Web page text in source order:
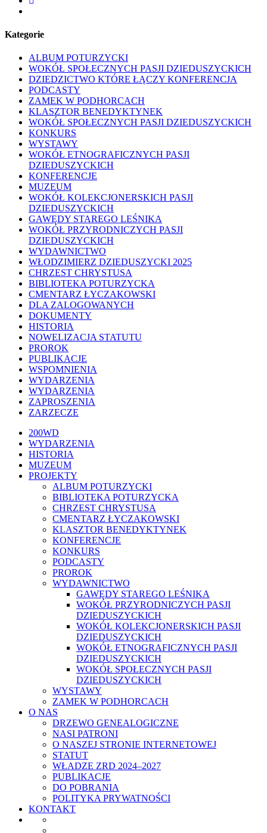
Kategorie
ALBUM POTURZYCKI
WOKÓŁ SPOŁECZNYCH PASJI DZIEDUSZYCKICH
DZIEDZICTWO KTÓRE ŁĄCZY KONFERENCJA
PODCASTY
ZAMEK W PODHORCACH
KLASZTOR BENEDYKTYNEK
WOKÓŁ SPOŁECZNYCH PASJI DZIEDUSZYCKICH
KONKURS
WYSTAWY
WOKÓŁ ETNOGRAFICZNYCH PASJI
DZIEDUSZYCKICH
KONFERENCJE
MUZEUM
WOKÓŁ KOLEKCJONERSKICH PASJI
DZIEDUSZYCKICH
GAWĘDY STAREGO LEŚNIKA
WOKÓŁ PRZYRODNICZYCH PASJI
DZIEDUSZYCKICH
WYDAWNICTWO
WŁODZIMIERZ DZIEDUSZYCKI 2025
CHRZEST CHRYSTUSA
BIBLIOTEKA POTURZYCKA
CMENTARZ ŁYCZAKOWSKI
DLA ZALOGOWANYCH
DOKUMENTY
HISTORIA
NOWELIZACJA STATUTU
PROROK
PUBLIKACJE
WSPOMNIENIA
WYDARZENIA
WYDARZENIA
ZAPROSZENIA
ZARZECZE
Close
Menu
200WD
WYDARZENIA
HISTORIA
MUZEUM
PROJEKTY
ALBUM POTURZYCKI
BIBLIOTEKA POTURZYCKA
CHRZEST CHRYSTUSA
CMENTARZ ŁYCZAKOWSKI
KLASZTOR BENEDYKTYNEK
KONFERENCJE
KONKURS
PODCASTY
PROROK
WYDAWNICTWO
GAWĘDY STAREGO LEŚNIKA
WOKÓŁ PRZYRODNICZYCH PASJI
DZIEDUSZYCKICH
WOKÓŁ KOLEKCJONERSKICH PASJI
DZIEDUSZYCKICH
WOKÓŁ ETNOGRAFICZNYCH PASJI
DZIEDUSZYCKICH
WOKÓŁ SPOŁECZNYCH PASJI
DZIEDUSZYCKICH
WYSTAWY
ZAMEK W PODHORCACH
O NAS
DRZEWO GENEALOGICZNE
NASI PATRONI
O NASZEJ STRONIE INTERNETOWEJ
STATUT
WŁADZE ZRD 2024–2027
PUBLIKACJE
DO POBRANIA
POLITYKA PRYWATNOŚCI
KONTAKT